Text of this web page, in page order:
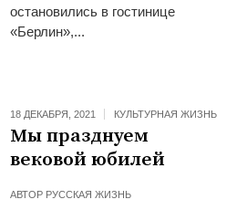
остановились в гостинице
«Берлин»,...
18 ДЕКАБРЯ, 2021 КУЛЬТУРНАЯ ЖИЗНЬ
Мы празднуем
вековой юбилей
АВТОР РУССКАЯ ЖИЗНЬ